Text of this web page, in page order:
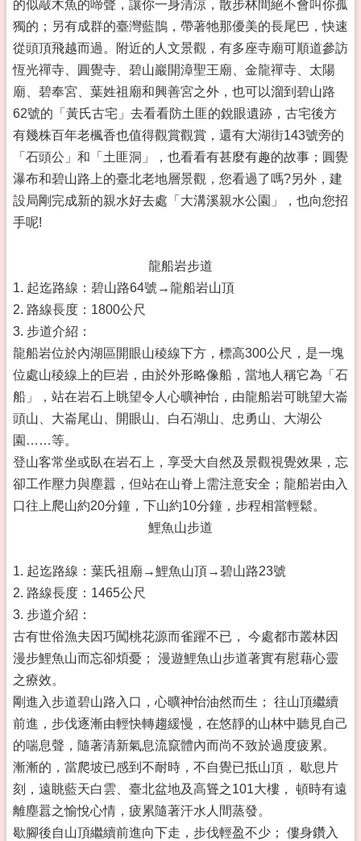
的似敲木魚的啼聲，讓你一身清涼，散步林間絕不會叫你孤
獨的；另有成群的臺灣藍鵲，帶著牠那優美的長尾巴，快速
從頭頂飛越而過。附近的人文景觀，有多座寺廟可順道參訪
恆光禪寺、圓覺寺、碧山巖開漳聖王廟、金龍禪寺、太陽
廟、碧奉宮、葉姓祖廟和興善宮之外，也可以溜到碧山路
62號的「黃氏古宅」去看看防土匪的銳眼遺跡，古宅後方
有幾株百年老楓香也值得觀賞觀賞，還有大湖街143號旁的
「石頭公」和「土匪洞」，也看看有甚麼有趣的故事；圓覺
瀑布和碧山路上的臺北老地層景觀，您看過了嗎?另外，建
設局剛完成新的親水好去處「大溝溪親水公園」，也向您招
手呢!
龍船岩步道
1. 起迄路線：碧山路64號→龍船岩山頂
2. 路線長度：1800公尺
3. 步道介紹：
龍船岩位於內湖區開眼山稜線下方，標高300公尺，是一塊
位處山稜線上的巨岩，由於外形略像船，當地人稱它為「石
船」，站在岩石上眺望令人心曠神怡，由龍船岩可眺望大崙
頭山、大崙尾山、開眼山、白石湖山、忠勇山、大湖公
園……等。
登山客常坐或臥在岩石上，享受大自然及景觀視覺效果，忘
卻工作壓力與塵囂，但站在山脊上需注意安全；龍船岩由入
口往上爬山約20分鐘，下山約10分鐘，步程相當輕鬆。
鯉魚山步道
1. 起迄路線：葉氏祖廟→鯉魚山頂→碧山路23號
2. 路線長度：1465公尺
3. 步道介紹：
古有世俗漁夫因巧闖桃花源而雀躍不已， 今處都市叢林因
漫步鯉魚山而忘卻煩憂； 漫遊鯉魚山步道著實有慰藉心靈
之療效。
剛進入步道碧山路入口，心曠神怡油然而生； 往山頂繼續
前進，步伐逐漸由輕快轉趨緩慢，在悠靜的山林中聽見自己
的喘息聲，隨著清新氣息流竄體內而尚不致於過度疲累。
漸漸的，當爬坡已感到不耐時，不自覺已抵山頂， 歇息片
刻，遠眺藍天白雲、臺北盆地及高聳之101大樓， 頓時有遠
離塵囂之愉悅心情，疲累隨著汗水人間蒸發。
歇腳後自山頂繼續前進向下走，步伐輕盈不少； 僂身鑽入